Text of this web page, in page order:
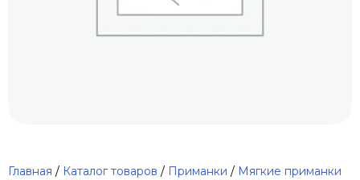
Главная / Каталог товаров / Приманки / Мягкие приманки